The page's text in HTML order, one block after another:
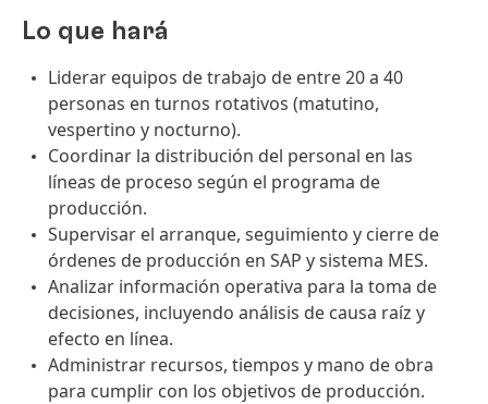
Lo que hará
Liderar equipos de trabajo de entre 20 a 40
personas en turnos rotativos (matutino,
vespertino y nocturno).
Coordinar la distribución del personal en las
líneas de proceso según el programa de
producción.
Supervisar el arranque, seguimiento y cierre de
órdenes de producción en SAP y sistema MES.
Analizar información operativa para la toma de
decisiones, incluyendo análisis de causa raíz y
efecto en línea.
Administrar recursos, tiempos y mano de obra
para cumplir con los objetivos de producción.